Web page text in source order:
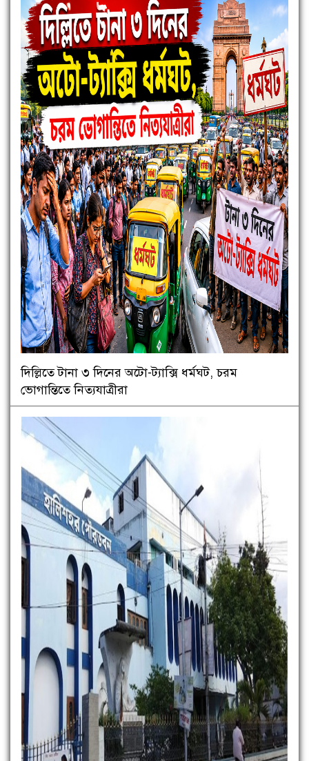
দিল্লিতে টানা ৩ দিনের অটো-ট্যাক্সি ধর্মঘট, চরম
ভোগান্তিতে নিত্যযাত্রীরা